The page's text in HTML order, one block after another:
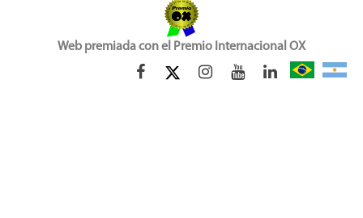
Web premiada con el Premio Internacional OX